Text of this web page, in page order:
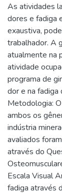
As atividades
dores e fadiga
exaustiva,
trabalhador. A
atualmente na
atividade
programa de
dor e na fadiga
Metodologia:
ambos os
indústria
avaliados
através do
Escala Visual
fadiga através